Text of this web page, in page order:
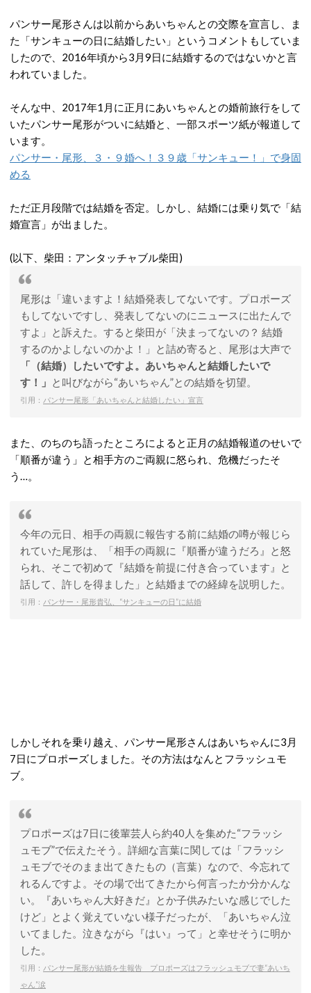
パンサー尾形さんは以前からあいちゃんとの交際を宣言し、ま
た「サンキューの日に結婚したい」というコメントもしていま
したので、2016年頃から3月9日に結婚するのではないかと言
われていました。
そんな中、2017年1月に正月にあいちゃんとの婚前旅行をして
いたパンサー尾形がついに結婚と、一部スポーツ紙が報道して
います。
パンサー・尾形、３・９婚へ！３９歳「サンキュー！」で身固
める
ただ正月段階では結婚を否定。しかし、結婚には乗り気で「結
婚宣言」が出ました。
(以下、柴田：アンタッチャブル柴田)
尾形は「違いますよ！結婚発表してないです。プロポーズ
もしてないですし、発表してないのにニュースに出たんで
すよ」と訴えた。すると柴田が「決まってないの？ 結婚
するのかよしないのかよ！」と詰め寄ると、尾形は大声で
「（結婚）したいですよ。あいちゃんと結婚したいで
す！」 と叫びながら“あいちゃん”との結婚を切望。
引用： パンサー尾形「あいちゃんと結婚したい」宣言
また、のちのち語ったところによると正月の結婚報道のせいで
「順番が違う」と相手方のご両親に怒られ、危機だったそ
う…。
今年の元日、相手の両親に報告する前に結婚の噂が報じら
れていた尾形は、「相手の両親に『順番が違うだろ』と怒
られ、そこで初めて『結婚を前提に付き合っています』と
話して、許しを得ました」と結婚までの経緯を説明した。
引用： パンサー・尾形貴弘、“サンキューの日”に結婚
しかしそれを乗り越え、パンサー尾形さんはあいちゃんに3月
7日にプロポーズしました。その方法はなんとフラッシュモ
ブ。
プロポーズは7日に後輩芸人ら約40人を集めた“フラッシ
ュモブ”で伝えたそう。詳細な言葉に関しては「フラッシ
ュモブでそのまま出てきたもの（言葉）なので、今忘れて
れるんですよ。その場で出てきたから何言ったか分かんな
い。『あいちゃん大好きだ』とか子供みたいな感じでした
けど」とよく覚えていない様子だったが、「あいちゃん泣
いてました。泣きながら『はい』って」と幸せそうに明か
した。
引用： パンサー尾形が結婚を生報告 プロポーズはフラッシュモブで妻“あいち
ゃん”涙